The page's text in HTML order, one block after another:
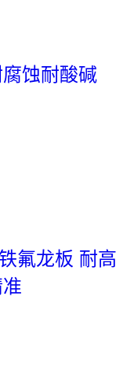
蚀耐酸碱
氟龙板 耐高